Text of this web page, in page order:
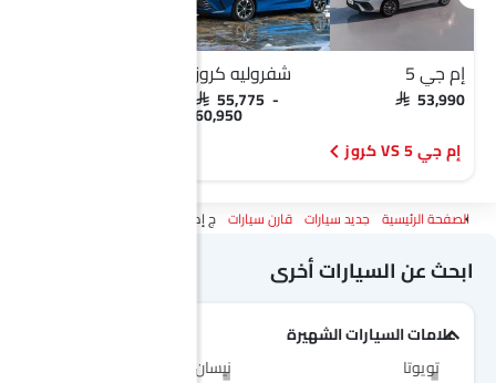
إم جي 5
SAR 53,990
شفروليه كروز
SAR 55,775 -
60,950
إم جي 5 VS كروز
الصفحة الرئيسية جديد سيارات قارن سيارات ج إم سي فيجوس Vs إم جي 5
ابحث عن السيارات أخرى
علامات السيارات الشهيرة
تويوتا
نيسان